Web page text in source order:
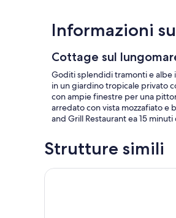
Informazioni
Cottage sul
Goditi splendidi tramonti e albe
in un giardino tropicale privato
con ampie finestre per una
arredato con vista mozzafiato e
and Grill Restaurant ea 15
Strutture simili
Paradiso Trovato con golf